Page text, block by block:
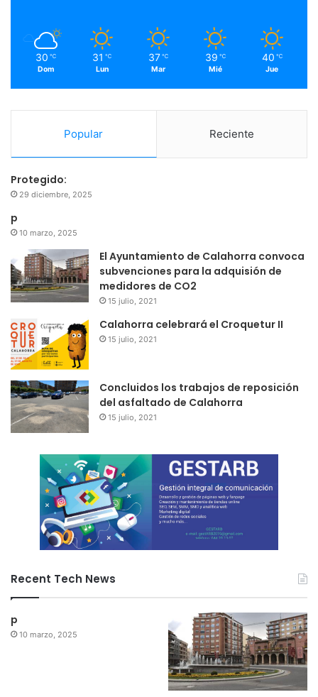
m
30 ℃
Dom
31 ℃
Lun
37 ℃
Mar
39 ℃
Mié
40 ℃
Jue
Popular Reciente
Protegido:
29 diciembre, 2025
p
10 marzo, 2025
El Ayuntamiento de Calahorra convoca
subvenciones para la adquisión de
medidores de CO2
15 julio, 2021
Calahorra celebrará el Croquetur II
15 julio, 2021
Concluidos los trabajos de reposición
del asfaltado de Calahorra
15 julio, 2021
Recent Tech News
p
10 marzo, 2025